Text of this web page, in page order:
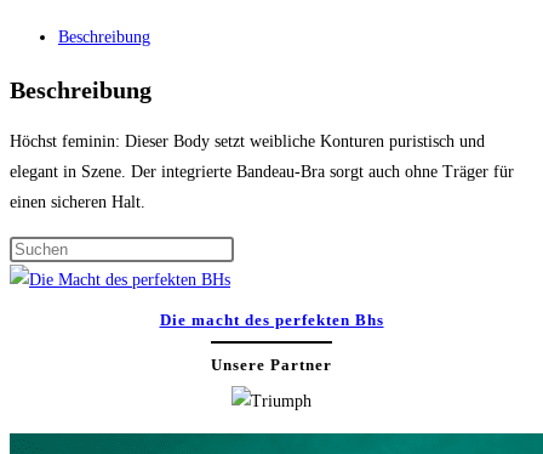
Beschreibung
Beschreibung
Höchst feminin: Dieser Body setzt weibliche Konturen puristisch und
elegant in Szene. Der integrierte Bandeau-Bra sorgt auch ohne Träger für
einen sicheren Halt.
close
the
search
panel.
Die macht des perfekten Bhs
Unsere Partner